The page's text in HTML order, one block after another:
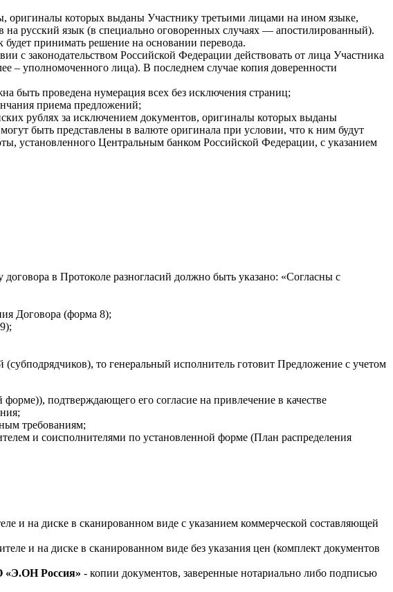
оригиналы которых выданы Участнику третьими лицами на ином языке,
русский язык (в специально оговоренных случаях — апостилированный).
принимать решение на основании перевода.
законодательством Российской Федерации действовать от лица Участника
– уполномоченного лица). В последнем случае копия доверенности
быть проведена нумерация всех без исключения страниц;
приема предложений;
рублях за исключением документов, оригиналы которых выданы
быть представлены в валюте оригинала при условии, что к ним будут
установленного Центральным банком Российской Федерации, с указанием
в Протоколе разногласий должно быть указано: «Согласны с
Договора (форма 8);
то генеральный исполнитель готовит Предложение с учетом
подтверждающего его согласие на привлечение в качестве
требованиям;
и соисполнителями по установленной форме (План распределения
и на диске в сканированном виде с указанием коммерческой составляющей
и на диске в сканированном виде без указания цен (комплект документов
«Э.ОН Россия» - копии документов, заверенные нотариально либо подписью